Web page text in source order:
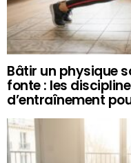
Bâtir un physique
fonte : les
d’entraînement